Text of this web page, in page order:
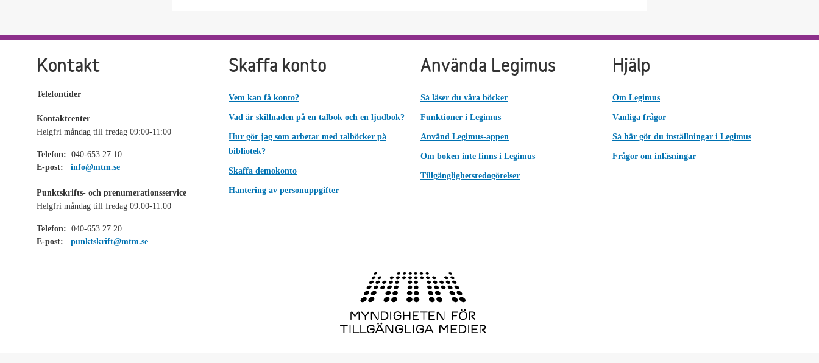
Kontakt
Telefontider
Kontaktcenter
Helgfri måndag till fredag 09:00-11:00
Telefon: 040-653 27 10
E-post:
info@mtm.se
Punktskrifts- och prenumerationsservice
Helgfri måndag till fredag 09:00-11:00
Telefon: 040-653 27 20
E-post:
punktskrift@mtm.se
Skaffa konto
Vem kan få konto?
Vad är skillnaden på en talbok och en ljudbok?
Hur gör jag som arbetar med talböcker på
bibliotek?
Skaffa demokonto
Hantering av personuppgifter
Använda Legimus
Så läser du våra böcker
Funktioner i Legimus
Använd Legimus-appen
Om boken inte finns i Legimus
Tillgänglighetsredogörelser
Hjälp
Om Legimus
Vanliga frågor
Så här gör du inställningar i Legimus
Frågor om inläsningar